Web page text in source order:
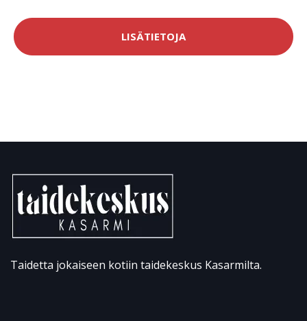
LISÄTIETOJA
Taidetta jokaiseen kotiin taidekeskus Kasarmilta.